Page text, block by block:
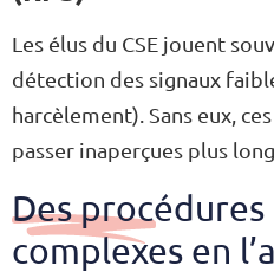
Les élus du CSE jouent
détection des signaux
harcèlement). Sans eux,
passer inaperçues plus
Des procédures
complexes en